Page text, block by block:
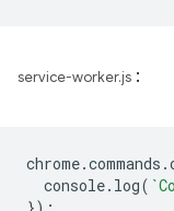
service-worker.js :
chrome.commands .
console. log(